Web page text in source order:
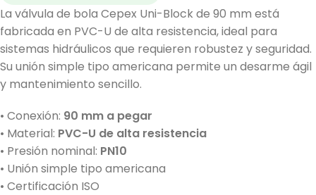
La válvula de bola Cepex Uni-Block de 90 mm está
fabricada en PVC-U de alta resistencia, ideal para
sistemas hidráulicos que requieren robustez y seguridad.
Su unión simple tipo americana permite un desarme ágil
y mantenimiento sencillo.
• Conexión: 90 mm a pegar
• Material: PVC-U de alta resistencia
• Presión nominal: PN10
• Unión simple tipo americana
• Certificación ISO